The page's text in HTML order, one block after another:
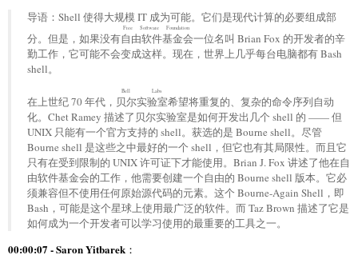
导语：Shell 使得大规模 IT 成为可能。它们是现代计算的必要组成部
分。但是，如果没有自由软件基金会
Free Software Foundation
一位名叫 Brian Fox 的开发者的辛
勤工作，它可能不会变成这样。现在，世界上几乎每台电脑都有 Bash
shell。
在上世纪 70 年代， 贝尔实验室
Bell Labs
希望将重复的、复杂的命令序列自动
化。Chet Ramey 描述了贝尔实验室是如何开发出几个 shell 的 —— 但
UNIX 只能有一个官方支持的 shell。获选的是 Bourne shell。尽管
Bourne shell 是这些之中最好的一个 shell，但它也有其局限性。而且它
只有在受到限制的 UNIX 许可证下才能使用。Brian J. Fox 讲述了他在自
由软件基金会的工作，他需要创建一个自由的 Bourne shell 版本。它必
须兼容但不使用任何原始源代码的元素。这个 Bourne-Again Shell，即
Bash，可能是这个星球上使用最广泛的软件。而 Taz Brown 描述了它是
如何成为一个开发者可以学习使用的最重要的工具之一。
00:00:07 - Saron Yitbarek ：